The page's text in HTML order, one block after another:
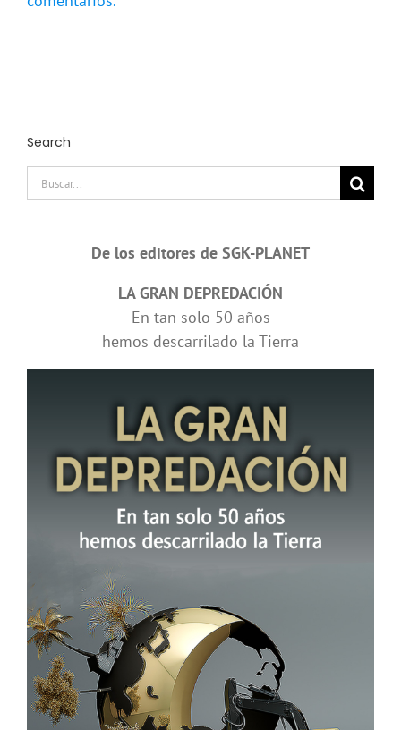
comentarios.
Buscar:
De los editores de SGK-PLANET
LA GRAN DEPREDACIÓN
En tan solo 50 años
hemos descarrilado la Tierra